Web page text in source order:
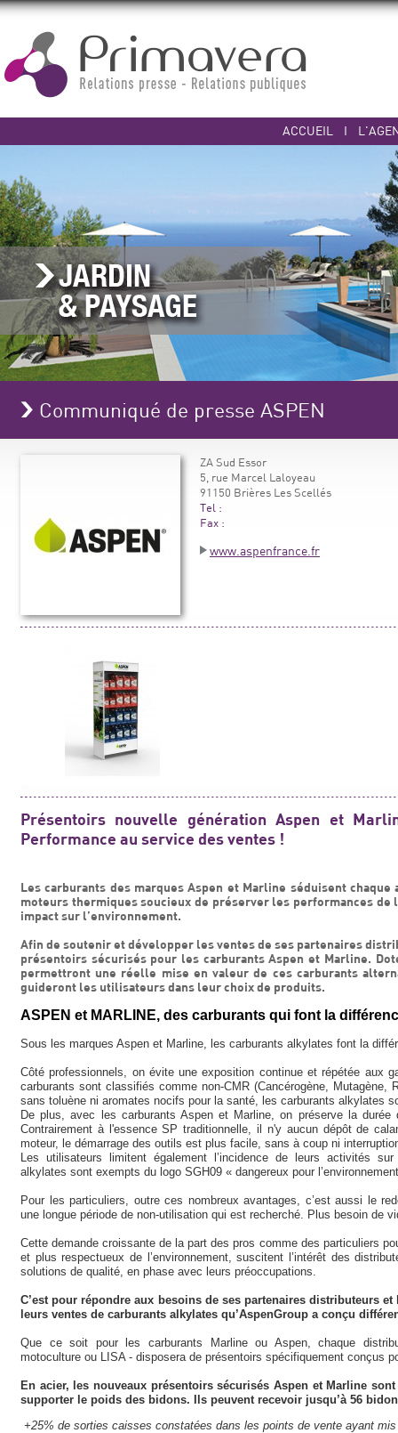
ACCUEIL I
Communiqué de presse ASPEN
ZA Sud Essor
5, rue Marcel Laloyeau
91150 Brières Les Scellés
Tel :
Fax :
www.aspenfrance.fr
Présentoirs nouvelle génération Aspen et
Performance au service des ventes !
Les carburants des marques Aspen et Marline séduisent
moteurs thermiques soucieux de préserver les performances
impact sur l’environnement.
Afin de soutenir et développer les ventes de ses partenaires
présentoirs sécurisés pour les carburants Aspen et Marline.
permettront une réelle mise en valeur de ces carburants
guideront les utilisateurs dans leur choix de produits.
ASPEN et MARLINE, des carburants qui font la
Sous les marques Aspen et Marline, les carburants alkylates font la
Côté professionnels, on évite une exposition continue et répétée aux
carburants sont classifiés comme non-CMR (Cancérogène, Mutagène,
sans toluène ni aromates nocifs pour la santé, les carburants alkylates
De plus, avec les carburants Aspen et Marline, on préserve la
Contrairement à l'essence SP traditionnelle, il n'y aucun dépôt de
moteur, le démarrage des outils est plus facile, sans à coup ni
Les utilisateurs limitent également l’incidence de leurs activités
alkylates sont exempts du logo SGH09 « dangereux pour
Pour les particuliers, outre ces nombreux avantages, c’est aussi le
une longue période de non-utilisation qui est recherché. Plus besoin de
Cette demande croissante de la part des pros comme des particuliers
et plus respectueux de l’environnement, suscitent l’intérêt des
solutions de qualité, en phase avec leurs préoccupations.
C’est pour répondre aux besoins de ses partenaires distributeurs
leurs ventes de carburants alkylates qu’AspenGroup a conçu
Que ce soit pour les carburants Marline ou Aspen, chaque
motoculture ou LISA - disposera de présentoirs spécifiquement conçus
En acier, les nouveaux présentoirs sécurisés Aspen et Marline
supporter le poids des bidons. Ils peuvent recevoir jusqu’à 56
+25% de sorties caisses constatées dans les points de vente ayant